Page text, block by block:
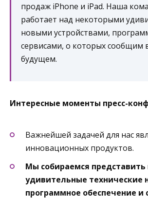
продаж iPhone и iPad. Наша
работает над некоторыми
новыми устройствами,
сервисами, о которых сообщим
будущем.
Интересные моменты пресс-
Важнейшей задачей для нас
инновационных продуктов.
Мы собираемся представить
удивительные технические
программное обеспечение и